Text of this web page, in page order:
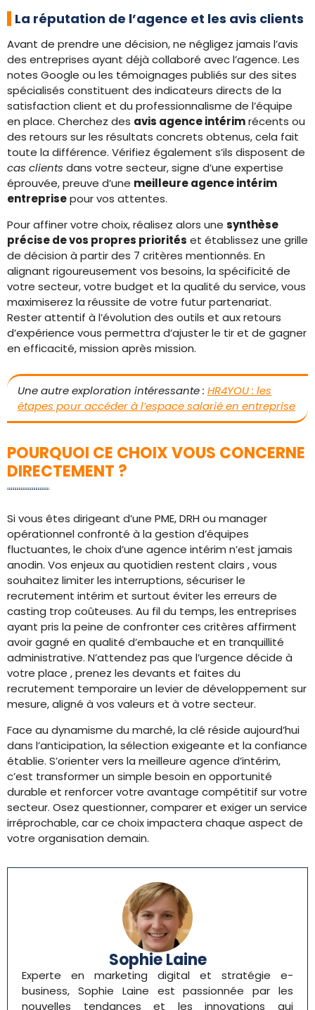
La réputation de l’agence et les avis clients
Avant de prendre une décision, ne négligez jamais l’avis
des entreprises ayant déjà collaboré avec l’agence. Les
notes Google ou les témoignages publiés sur des sites
spécialisés constituent des indicateurs directs de la
satisfaction client et du professionnalisme de l’équipe
en place. Cherchez des avis agence intérimrécents ou
des retours sur les résultats concrets obtenus, cela fait
toute la différence. Vérifiez également s’ils disposent de
cas clients dans votre secteur, signe d’une expertise
éprouvée, preuve d’une meilleure agence intérim
entreprisepour vos attentes.
Pour affiner votre choix, réalisez alors une synthèse
précise de vos propres priorités et établissez une grille
de décision à partir des 7 critères mentionnés. En
alignant rigoureusement vos besoins, la spécificité de
votre secteur, votre budget et la qualité du service, vous
maximiserez la réussite de votre futur partenariat.
Rester attentif à l’évolution des outils et aux retours
d’expérience vous permettra d’ajuster le tir et de gagner
en efficacité, mission après mission.
Une autre exploration intéressante : HR4YOU : les
étapes pour accéder à l’espace salarié en entreprise
POURQUOI CE CHOIX VOUS CONCERNE
DIRECTEMENT ?
Si vous êtes dirigeant d’une PME, DRH ou manager
opérationnel confronté à la gestion d’équipes
fluctuantes, le choix d’une agence intérim n’est jamais
anodin. Vos enjeux au quotidien restent clairs , vous
souhaitez limiter les interruptions, sécuriser le
recrutement intérim et surtout éviter les erreurs de
casting trop coûteuses. Au fil du temps, les entreprises
ayant pris la peine de confronter ces critères affirment
avoir gagné en qualité d’embauche et en tranquillité
administrative. N’attendez pas que l’urgence décide à
votre place , prenez les devants et faites du
recrutement temporaire un levier de développement sur
mesure, aligné à vos valeurs et à votre secteur.
Face au dynamisme du marché, la clé réside aujourd’hui
dans l’anticipation, la sélection exigeante et la confiance
établie. S’orienter vers la meilleure agence d’intérim,
c’est transformer un simple besoin en opportunité
durable et renforcer votre avantage compétitif sur votre
secteur. Osez questionner, comparer et exiger un service
irréprochable, car ce choix impactera chaque aspect de
votre organisation demain.
Sophie Laine
Experte en marketing digital et stratégie e-
business, Sophie Laine est passionnée par les
nouvelles tendances et les innovations qui